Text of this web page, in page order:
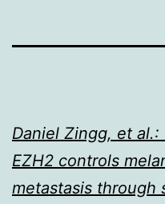
Daniel Zingg, et
EZH2 controls
metastasis through